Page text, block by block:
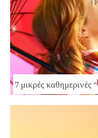
7 μικρές καθημερινές